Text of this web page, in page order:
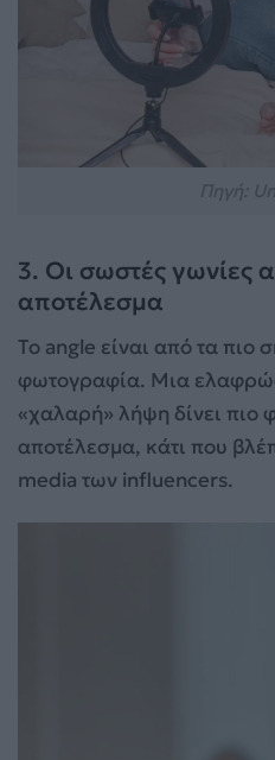
3. Οι σωστές γωνίες
αποτέλεσμα
Το angle είναι από τα πιο
φωτογραφία. Μια
«χαλαρή» λήψη δίνει πιο
αποτέλεσμα, κάτι που
media των influencers.